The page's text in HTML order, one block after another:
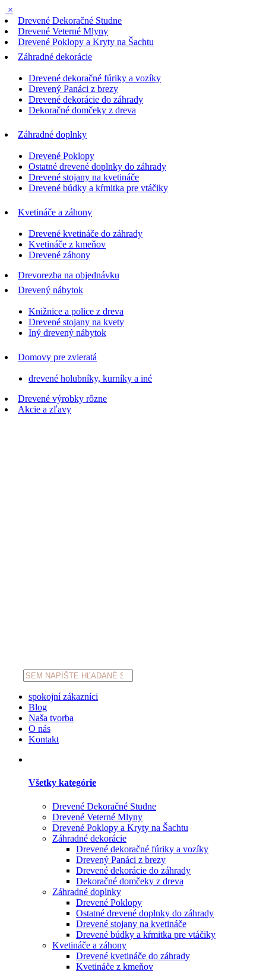
×
Drevené Dekoračné Studne
Drevené Veterné Mlyny
Drevené Poklopy a Kryty na Šachtu
Záhradné dekorácie
Drevené dekoračné fúriky a vozíky
Drevený Panáci z brezy
Drevené dekorácie do záhrady
Dekoračné domčeky z dreva
Záhradné doplnky
Drevené Poklopy
Ostatné drevené doplnky do záhrady
Drevené stojany na kvetináče
Drevené búdky a kŕmitka pre vtáčiky
Kvetináče a záhony
Drevené kvetináče do záhrady
Kvetináče z kmeňov
Drevené záhony
Drevorezba na objednávku
Drevený nábytok
Knižnice a police z dreva
Drevené stojany na kvety
Iný drevený nábytok
Domovy pre zvieratá
drevené holubníky, kurníky a iné
Drevené výrobky rôzne
Akcie a zľavy
Products
search
spokojní zákazníci
Blog
Naša tvorba
O nás
Kontakt
Všetky kategórie
Drevené Dekoračné Studne
Drevené Veterné Mlyny
Drevené Poklopy a Kryty na Šachtu
Záhradné dekorácie
Drevené dekoračné fúriky a vozíky
Drevený Panáci z brezy
Drevené dekorácie do záhrady
Dekoračné domčeky z dreva
Záhradné doplnky
Drevené Poklopy
Ostatné drevené doplnky do záhrady
Drevené stojany na kvetináče
Drevené búdky a kŕmitka pre vtáčiky
Kvetináče a záhony
Drevené kvetináče do záhrady
Kvetináče z kmeňov